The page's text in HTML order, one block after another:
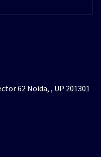
62 Noida, , UP 201301